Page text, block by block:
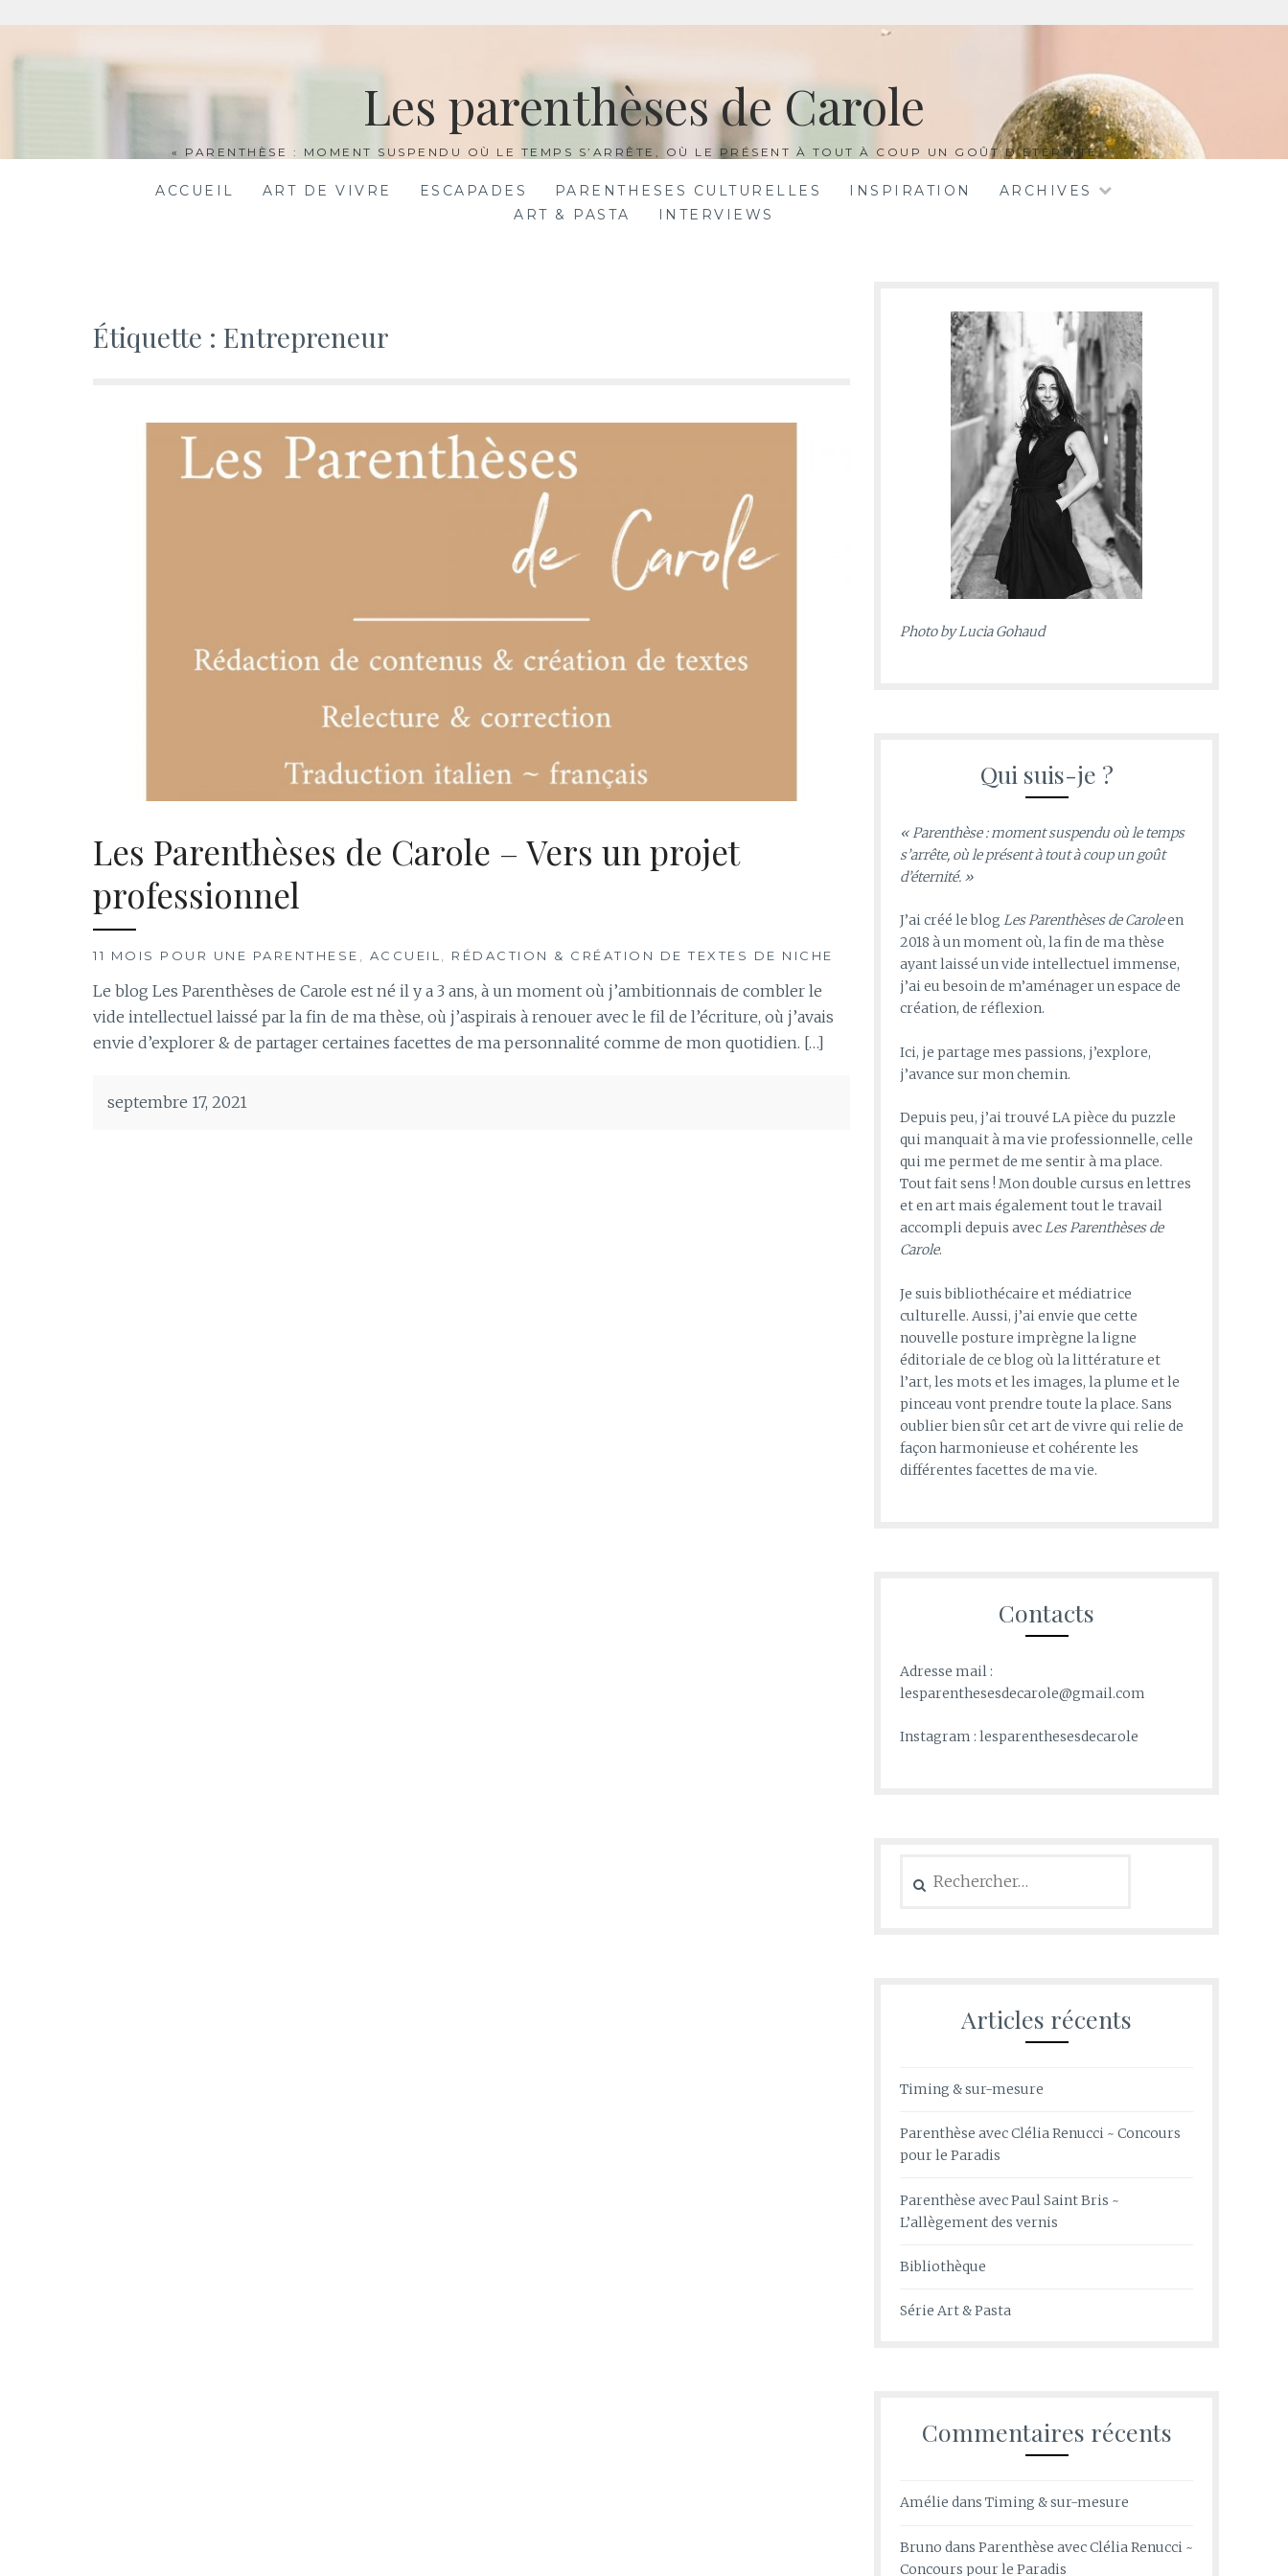
au
Les parenthèses de Carole
« PARENTHÈSE : MOMENT SUSPENDU OÙ LE TEMPS S’ARRÊTE, OÙ LE PRÉSENT À TOUT À COUP UN GOÛT D’ÉTERNITÉ. »
ACCUEIL ART DE VIVRE ESCAPADES PARENTHESES CULTURELLES INSPIRATION
ARCHIVES
ART & PASTA
INTERVIEWS
Étiquette : Entrepreneur
Les Parenthèses de Carole – Vers un projet
professionnel
11 MOIS POUR UNE PARENTHESE , ACCUEIL, RÉDACTION & CRÉATION DE TEXTES DE NICHE
Le blog Les Parenthèses de Carole est né il y a 3 ans, à un moment où j’ambitionnais de combler le
vide intellectuel laissé par la fin de ma thèse, où j’aspirais à renouer avec le fil de l’écriture, où j’avais
envie d’explorer & de partager certaines facettes de ma personnalité comme de mon quotidien. […]
septembre 17, 2021
Photo byLucia Gohaud
Qui suis-je ?
« Parenthèse : moment suspendu où le temps
s’arrête, où le présent à tout à coup un goût
d’éternité. »
J’ai créé le blog Les Parenthèses de Caroleen
2018 à un moment où, la fin de ma thèse
ayant laissé un vide intellectuel immense,
j’ai eu besoin de m’aménager un espace de
création, de réflexion.
Ici, je partage mes passions, j’explore,
j’avance sur mon chemin.
Depuis peu, j’ai trouvé LA pièce du puzzle
qui manquait à ma vie professionnelle, celle
qui me permet de me sentir à ma place.
Tout fait sens ! Mon double cursus en lettres
et en art mais également tout le travail
accompli depuis avecLes Parenthèses de
Carole.
Je suis bibliothécaire et médiatrice
culturelle. Aussi, j’ai envie que cette
nouvelle posture imprègne la ligne
éditoriale de ce blog où la littérature et
l’art, les mots et les images, la plume et le
pinceau vont prendre toute la place. Sans
oublier bien sûr cet art de vivre qui relie de
façon harmonieuse et cohérente les
différentes facettes de ma vie.
Contacts
Adresse mail :
lesparenthesesdecarole@gmail.com
Instagram : lesparenthesesdecarole
Articles récents
Timing & sur-mesure
Parenthèse avec Clélia Renucci ~ Concours
pour le Paradis
Parenthèse avec Paul Saint Bris ~
L’allègement des vernis
Bibliothèque
Série Art & Pasta
Commentaires récents
Amélie dans Timing & sur-mesure
Bruno dans Parenthèse avec Clélia Renucci ~
Concours pour le Paradis